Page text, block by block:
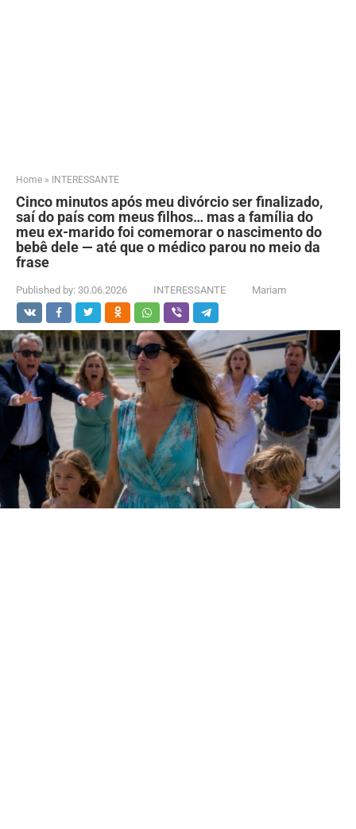
Home » INTERESSANTE
Cinco minutos após meu divórcio ser finalizado,
saí do país com meus filhos… mas a família do
meu ex-marido foi comemorar o nascimento do
bebê dele — até que o médico parou no meio da
frase
Published by: 30.06.2026 INTERESSANTE Mariam